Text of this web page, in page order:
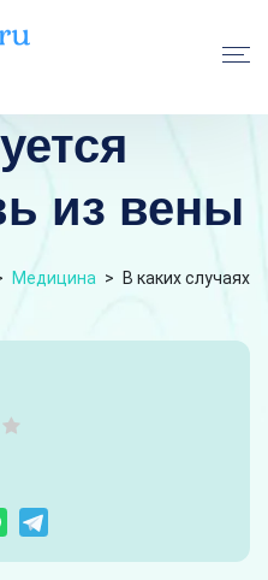
из вены
Медицина >
В каких случаях